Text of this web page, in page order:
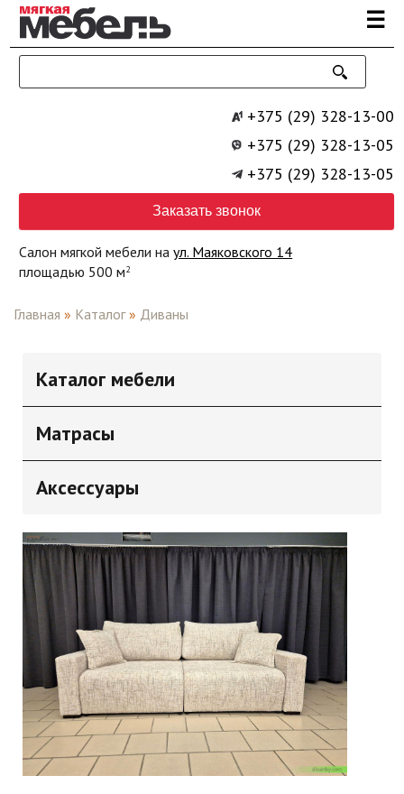
Перейти к основному содержанию ☰
+375 (29) 328-13-00
+375 (29) 328-13-05
+375 (29) 328-13-05
Заказать звонок
Салон мягкой мебели наул. Маяковского 14
площадью 500 м2
Главная » Каталог » Диваны
Каталог мебели
Матрасы
Аксессуары